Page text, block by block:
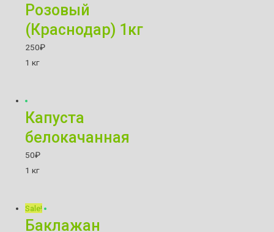
Розовый
(Краснодар) 1кг
250₽
1 кг
Капуста
белокачанная
50₽
1 кг
Sale!
Баклажан